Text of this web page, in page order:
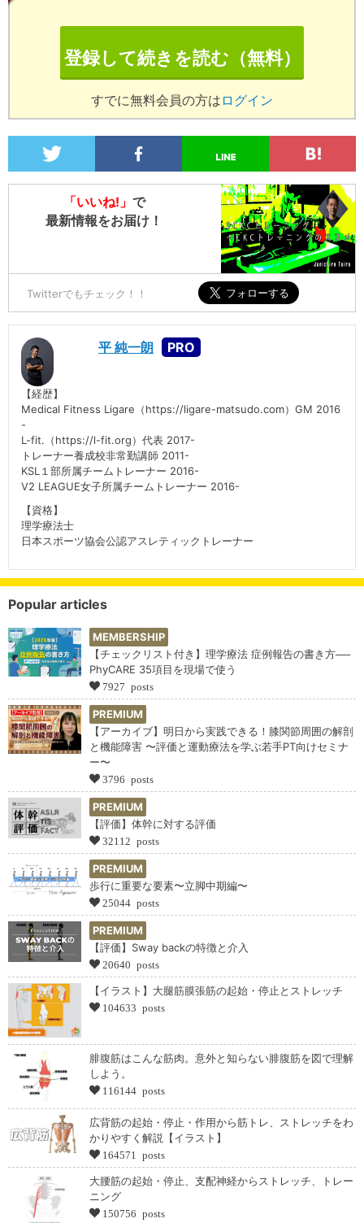
登録して続きを読む（無料）
すでに無料会員の方は ログイン
「いいね!」 で
最新情報をお届け！
Twitterでもチェック！！
平 純一朗
【経歴】
Medical Fitness Ligare（https://ligare-matsudo.com）GM 2016
-
L-fit.（https://l-fit.org）代表 2017-
トレーナー養成校非常勤講師 2011-
KSL１部所属チームトレーナー 2016-
V2 LEAGUE女子所属チームトレーナー 2016-
【資格】
理学療法士
日本スポーツ協会公認アスレティックトレーナー
Popular articles
MEMBERSHIP
【チェックリスト付き】理学療法 症例報告の書き方──
PhyCARE 35項目を現場で使う
7927 posts
PREMIUM
【アーカイブ】明日から実践できる！膝関節周囲の解剖
と機能障害 〜評価と運動療法を学ぶ若手PT向けセミナ
ー〜
3796 posts
PREMIUM
【評価】体幹に対する評価
32112 posts
PREMIUM
歩行に重要な要素〜立脚中期編〜
25044 posts
PREMIUM
【評価】Sway backの特徴と介入
20640 posts
【イラスト】大腿筋膜張筋の起始・停止とストレッチ
104633 posts
腓腹筋はこんな筋肉。意外と知らない腓腹筋を図で理解
しよう。
116144 posts
広背筋の起始・停止・作用から筋トレ、ストレッチをわ
かりやすく解説【イラスト】
164571 posts
大腰筋の起始・停止、支配神経からストレッチ、トレー
ニング
150756 posts